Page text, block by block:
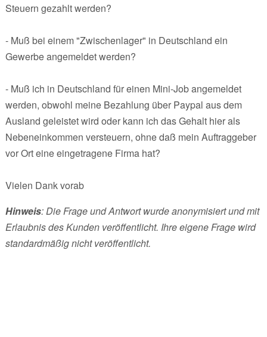
Steuern gezahlt werden?
- Muß bei einem "Zwischenlager" in Deutschland ein
Gewerbe angemeldet werden?
- Muß ich in Deutschland für einen Mini-Job angemeldet
werden, obwohl meine Bezahlung über Paypal aus dem
Ausland geleistet wird oder kann ich das Gehalt hier als
Nebeneinkommen versteuern, ohne daß mein Auftraggeber
vor Ort eine eingetragene Firma hat?
Vielen Dank vorab
Hinweis: Die Frage und Antwort wurde anonymisiert und mit
Erlaubnis des Kunden veröffentlicht. Ihre eigene Frage wird
standardmäßig nicht veröffentlicht.